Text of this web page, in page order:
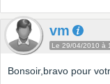
vm
Le 29/04/2010 à
Bonsoir,bravo pour